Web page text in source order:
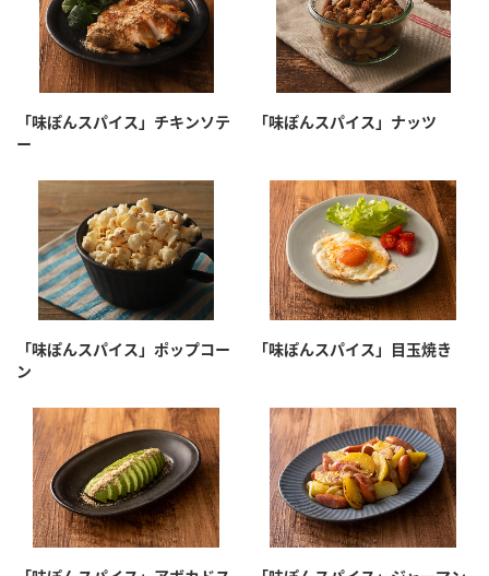
スープ 中華
クイック調味料 レモン果汁
ふりかけ おすしの素
炊き込みご飯の素 米飯用調味液
お酢ドリンク
味ぽん
ぽん酢
かおりの蔵
鍋なび
納豆のサイト
PIN印
三ツ判山吹
千夜
スペシャルサイト
お酢を知ろう！
すしラボ
ぽん酢サワー
企業理念
ミツカンの歴史
ミツカンを知る
環境への取り組み
水の文化センター（アーカイブ）
ZENB initiative
各部門が大切にしていること
おいしさと健康への取り組み
採用情報
お客様相談センター
お客様の声をいかしました
販売終了製品のご案内
よくあるご質問
お問い合わせ
地図から取り扱い店舗を探す
「味ぽんスパイス」チキンソテ
ー
「味ぽんスパイス」ナッツ
「味ぽんスパイス」ポップコー
ン
「味ぽんスパイス」目玉焼き